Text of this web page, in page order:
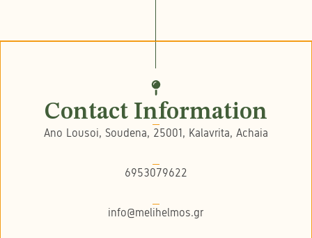
Contact Information
Ano Lousoi, Soudena, 25001, Kalavrita, Achaia
6953079622
info@melihelmos.gr